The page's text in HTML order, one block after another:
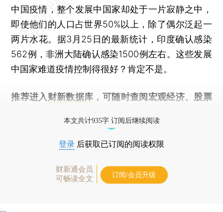
中国疫情，整个发展中国家却处于一片寂静之中，
即使他们的人口占世界50%以上，除了偶尔泛起一
两片水花。据3月25日的最新统计，印度确认感染
562例，非洲大陆确认感染1500例左右。这些发展
中国家难道疫情控制得很好？肯定不是。
推荐进入 财新数据库 ，可随时查阅宏观经济、股票
本文共计935字 订阅后继续阅读
登录 后获取已订阅的阅读权限
财新通会员
可畅读全文
订阅/会员升级